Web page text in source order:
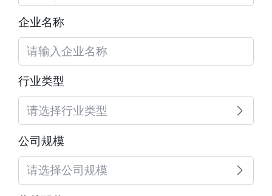
企业名称
行业类型
请选择行业类型
公司规模
请选择公司规模